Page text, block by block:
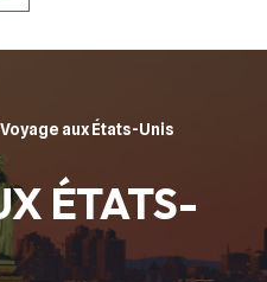
Voyage aux États-Unis
ÉTATS-